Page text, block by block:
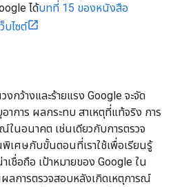
ได้บทที่ 15 ของหนังสือ
บไซต์
กว้างและร้ายแรง Google จะจัด
าการ ผลกระทบ สาเหตุที่แท้จริง การ
ในอนาคต เช่นเดียวกับการตรวจ
เศษกับขั้นตอนที่เราใช้เพื่อเรียนรู้
ชื่อถือ เป้าหมายของ Google ใน
ลการตรวจสอบหลังเกิดเหตุการณ์